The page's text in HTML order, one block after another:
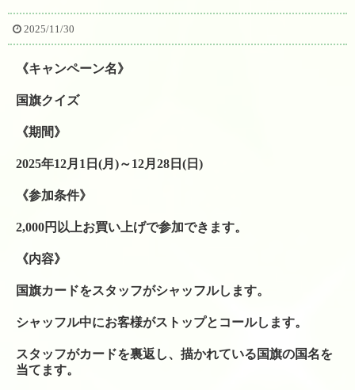
2025/11/30
《キャンペーン名》
国旗クイズ
《期間》
2025年12月1日(月)～12月28日(日)
《参加条件》
2,000円以上お買い上げで参加できます。
《内容》
国旗カードをスタッフがシャッフルします。
シャッフル中にお客様がストップとコールします。
スタッフがカードを裏返し、描かれている国旗の国名を
当てます。
ガット張り替え
テニスレッスン予定表
店舗販売商品
ソフトテニスラケット
中古硬式テニスラケット
ラケット購入時の特典
硬式ナチュラルガット
硬式ナイロンガット